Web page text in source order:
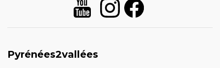
Pyrénées2vallées